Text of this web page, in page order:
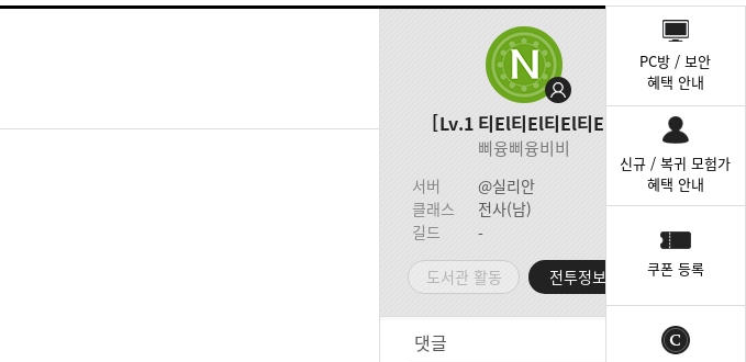
Lv.1 티El티El티El티El
삐융삐융비비
서버
@실리안
클래스
전사(남)
길드
-
도서관 활동 전투정보실
댓글
PC방 / 보안
혜택 안내
신규 / 복귀 모험가
혜택 안내
쿠폰 등록